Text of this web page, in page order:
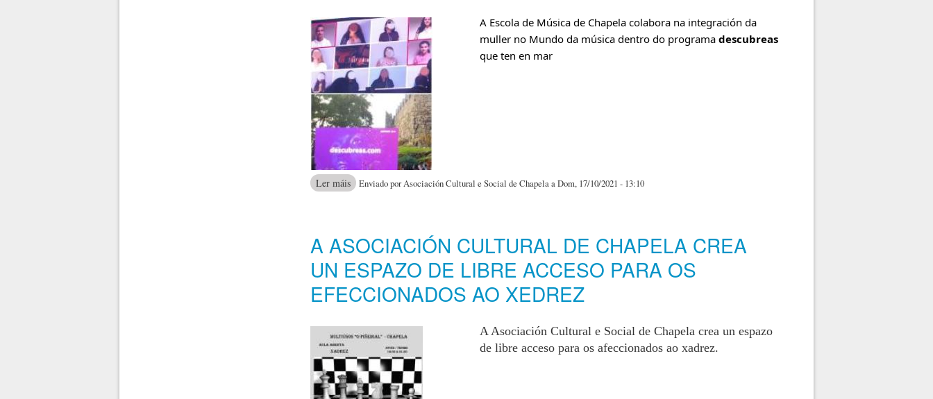
A Escola de Música de Chapela colabora na integración da
muller no Mundo da música dentro do programa descubreas
que ten en mar
Ler máis acerca de A Escola de Música de Chapela colabora nun programa para a integración da muller no mundo da música
Enviado por Asociación Cultural e Social de Chapela a Dom, 17/10/2021 - 13:10
A ASOCIACIÓN CULTURAL DE CHAPELA CREA
UN ESPAZO DE LIBRE ACCESO PARA OS
EFECCIONADOS AO XEDREZ
A Asociación Cultural e Social de Chapela crea un espazo
de libre acceso para os afeccionados ao xadrez.